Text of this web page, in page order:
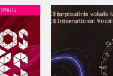
asis
dainavimo
konkursas-